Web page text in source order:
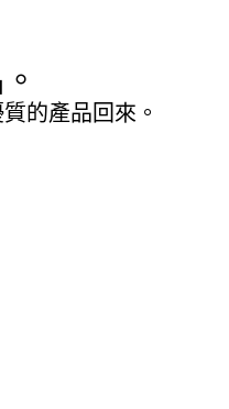
的產品回來。